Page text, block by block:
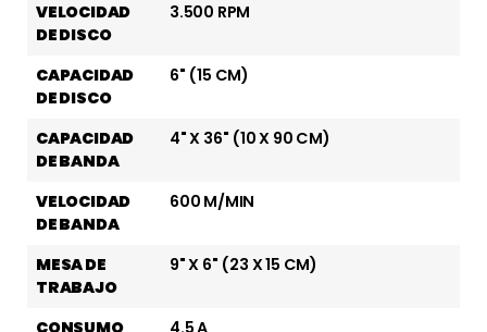
VELOCIDAD
DE DISCO
3.500 RPM
CAPACIDAD
DE DISCO
6" (15 CM)
CAPACIDAD
DE BANDA
4" X 36" (10 X 90 CM)
VELOCIDAD
DE BANDA
600 M/MIN
MESA DE
TRABAJO
9" X 6" (23 X 15 CM)
CONSUMO
4.5 A